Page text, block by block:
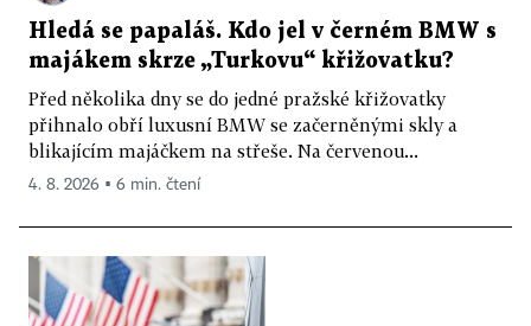
Hledá se papaláš. Kdo jel v černém BMW s
majákem skrze „Turkovu“ křižovatku?
Před několika dny se do jedné pražské křižovatky
přihnalo obří luxusní BMW se začerněnými skly a
blikajícím majáčkem na střeše. Na červenou...
4. 8. 2026 ▪ 6 min. čtení